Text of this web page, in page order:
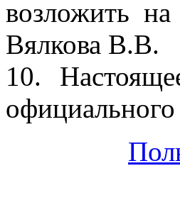
возложить на
Вялкова В.В.
10.